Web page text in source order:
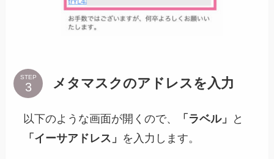
STEP メタマスクのアドレスを入力
以下のような画面が開くので、 「ラベル」
と
「イーサアドレス」 を入力します。